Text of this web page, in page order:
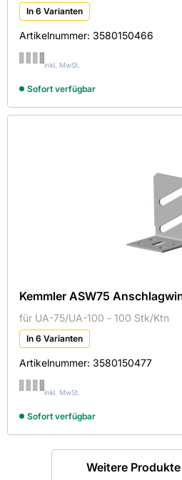
In 6 Varianten
Artikelnummer: 3580150466
inkl. MwSt.
Sofort verfügbar
Kemmler ASW75
für UA-75/UA-100 - 100 Stk/Ktn
In 6 Varianten
Artikelnummer: 3580150477
inkl. MwSt.
Sofort verfügbar
Weitere